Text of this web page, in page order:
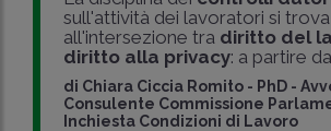
sull'attività dei lavoratori si trova
all'intersezione tra diritto del
diritto alla privacy: a partire
di Chiara Ciccia Romito - PhD -
Consulente Commissione
Inchiesta Condizioni di Lavoro